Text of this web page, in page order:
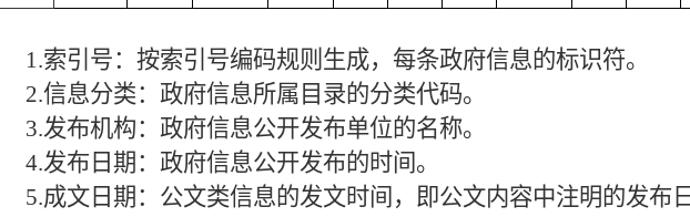
1.索引号：按索引号编码规则生成，每条政府信息的标识符。
2.信息分类：政府信息所属目录的分类代码。
3.发布机构：政府信息公开发布单位的名称。
4.发布日期：政府信息公开发布的时间。
5.成文日期：公文类信息的发文时间，即公文内容中注明的发布